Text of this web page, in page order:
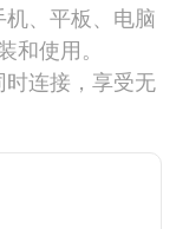
、平板、电脑
使用。
连接，享受无